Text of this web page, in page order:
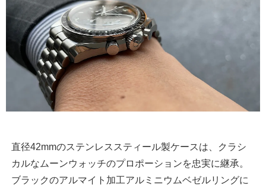
直径42mmのステンレススティール製ケースは、クラシ
カルなムーンウォッチのプロポーションを忠実に継承。
ブラックのアルマイト加工アルミニウムベゼルリングに